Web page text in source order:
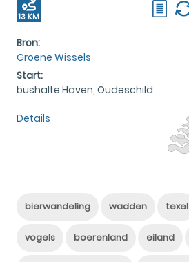
13 KM
Bron:
Groene Wissels
Start:
bushalte Haven, Oudeschild
Details
bierwandeling wadden texel
vogels boerenland eiland